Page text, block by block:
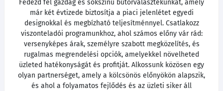
Fedezd fel gazdag és sokszínű bútorválasztékunkat, amely
már két évtizede biztosítja a piaci jelenlétet egyedi
designokkal és megbízható teljesítménnyel. Csatlakozz
viszonteladói programunkhoz, ahol számos előny vár rád:
versenyképes árak, személyre szabott megközelítés, és
rugalmas megrendelési opciók, amelyekkel növelheted
üzleted hatékonyságát és profitját. Alkossunk közösen egy
olyan partnerséget, amely a kölcsönös előnyökön alapszik,
és ahol a folyamatos fejlődés és az üzleti siker áll